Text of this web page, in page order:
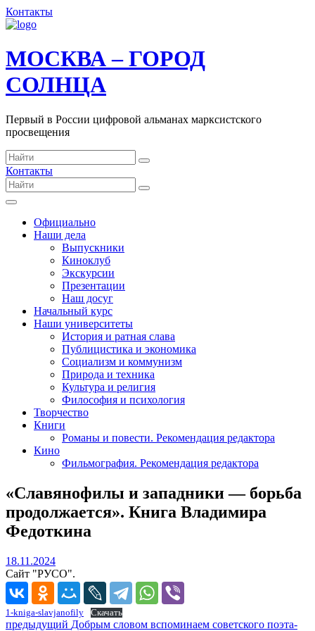
Контакты
МОСКВА – ГОРОД
СОЛНЦА
Первый в России цифровой альманах марксистского
просвещения
Контакты
Официально
Наши дела
Выпускники
Киноклуб
Экскурсии
Презентации
Наш досуг
Начальный курс
Наши университеты
История и ратная слава
Публицистика и экономика
Социализм и коммунизм
Природа и техника
Культура и религия
Философия и психология
Творчество
Книги
Романы и повести. Рекомендация редактора
Кино
Фильмография. Рекомендация редактора
«Славянофилы и западники — борьба
продолжается». Книга Владимира
Федоткина
18.11.202418.11.2024
Сайт "РУСО".
1-kniga-slavjanofily Скачать
Навигация
предыдущий Предыдущий
Добрым словом вспоминаем советского поэта-